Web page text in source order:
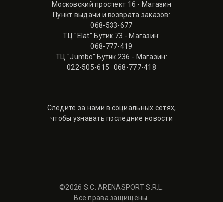
Московский проспект 16 - Магазин
Пункт выдачи и возврата заказов:
068-533-677
ТЦ "Elat" Бутик 73 - Магазин:
068-777-419
ТЦ "Jumbo" Бутик 236 - Магазин:
022-505-615, 068-777-418
Следите за нами в социальных сетях,
чтобы узнавать последние новости
©2026 S.C. ARENASPORT S.R.L.
Все права защищены.